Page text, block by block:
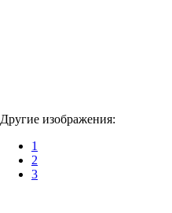
Другие изображения:
1
2
3